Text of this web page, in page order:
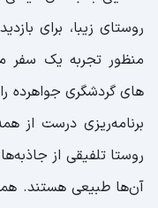
روستای زیبا، برای
منظور تجربه یک سفر
‌های گردشگری جواهرده
برنامه‌ریزی درست از
روستا تلفیقی از
آن‌ها طبیعی هستند.